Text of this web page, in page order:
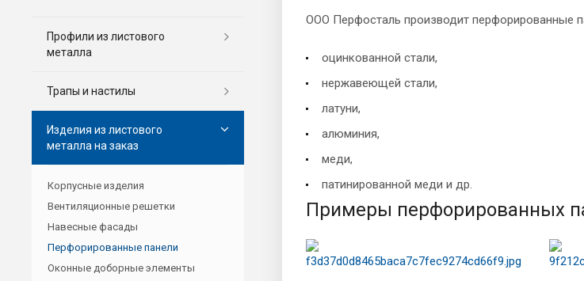
ООО Перфосталь производит перфорированные
оцинкованной стали,
нержавеющей стали,
латуни,
алюминия,
меди,
патинированной меди и др.
Примеры перфорированных
Профили из листового
металла
Трапы и настилы
Изделия из листового
металла на заказ
Корпусные изделия
Вентиляционные решетки
Навесные фасады
Перфорированные панели
Оконные доборные элементы